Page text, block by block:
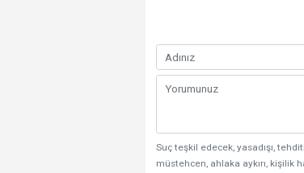
Suç teşkil edecek, yasadışı,
müstehcen, ahlaka aykırı,